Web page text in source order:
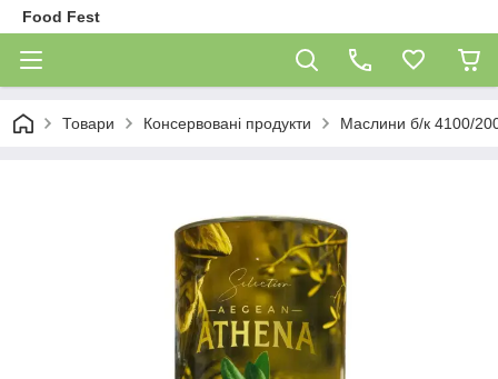
Food Fest
Товари Консервовані продукти Маслини б/к 4100/